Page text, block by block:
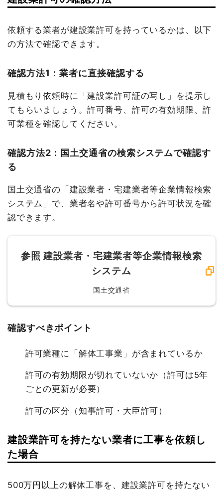
依頼する業者が建設業許可を持っているかは、以下
の方法で確認できます。
確認方法1：業者に直接確認する
見積もり依頼時に「建設業許可証の写し」を提示し
てもらいましょう。許可番号、許可の有効期限、許
可業種を確認してください。
確認方法2：国土交通省の検索システムで確認す
る
国土交通省の「建設業者・宅建業者等企業情報検索
システム」で、業者名や許可番号から許可状況を確
認できます。
参照 建設業者・宅建業者等企業情報検索
システム
国土交通省
確認すべきポイント
許可業種に「解体工事業」が含まれているか
許可の有効期限が切れていないか（許可は5年
ごとの更新が必要）
許可の区分（知事許可・大臣許可）
建設業許可を持たない業者に工事を依頼し
た場合
500万円以上の解体工事を、建設業許可を持たない